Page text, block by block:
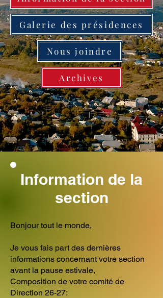
Galerie des présidences
Nous joindre
Archives
Information de la
section
Bonjour tout le monde,
Je vous fais part des dernières
informations concernant votre section
avant la pause estivale,
Composition de votre comité de
Direction 26-27: